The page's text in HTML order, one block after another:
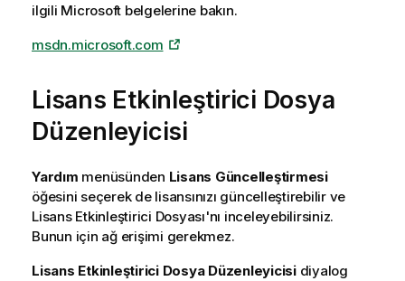
ilgili Microsoft belgelerine bakın.
msdn.microsoft.com
Lisans Etkinleştirici Dosya
Düzenleyicisi
Yardım menüsünden Lisans Güncelleştirmesi
öğesini seçerek de lisansınızı güncelleştirebilir ve
Lisans Etkinleştirici Dosyası'nı inceleyebilirsiniz.
Bunun için ağ erişimi gerekmez.
Lisans Etkinleştirici Dosya Düzenleyicisidiyalog